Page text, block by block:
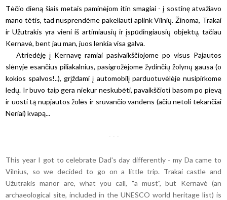
Tėčio dieną šiais metais paminėjom itin smagiai - į sostinę atvažiavo
mano tėtis, tad nusprendėme pakeliauti aplink Vilnių. Žinoma, Trakai
ir Užutrakis yra vieni iš artimiausių ir įspūdingiausių objektų, tačiau
Kernavė, bent jau man, juos lenkia visa galva.
Atriedėję į Kernavę ramiai pasivaikščiojome po visus Pajautos
slėnyje esančius piliakalnius, pasigrožėjome žydinčių žolynų gausa (o
kokios spalvos!..), grįždami į automobilį parduotuvėlėje nusipirkome
ledų. Ir buvo taip gera niekur neskubėti, pavaikščioti basom po pievą
ir uosti tą nupjautos žolės ir srūvančio vandens (ačiū netoli tekančiai
Neriai) kvapą...
- - -
This year I got to celebrate Dad's day differently - my Da came to
Vilnius, so we decided to go on a little trip. Trakai castle and
Užutrakis manor are, what you call, "a must", but Kernavė (an
archaeological site, included in the UNESCO world heritage list) is